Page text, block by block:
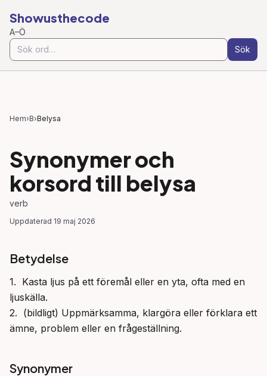
Showusthecode
A–Ö
Sök
Hem›B›Belysa
Synonymer och
korsord till belysa
verb
Uppdaterad 19 maj 2026
Betydelse
1.  Kasta ljus på ett föremål eller en yta, ofta med en
ljuskälla.
2.  (bildligt) Uppmärksamma, klargöra eller förklara ett
ämne, problem eller en frågeställning.
Synonymer